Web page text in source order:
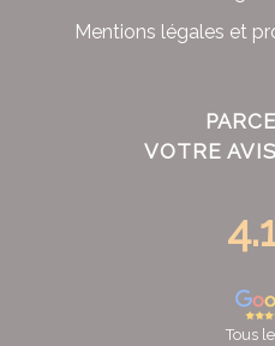
Mentions légales et
VOTRE
Tous